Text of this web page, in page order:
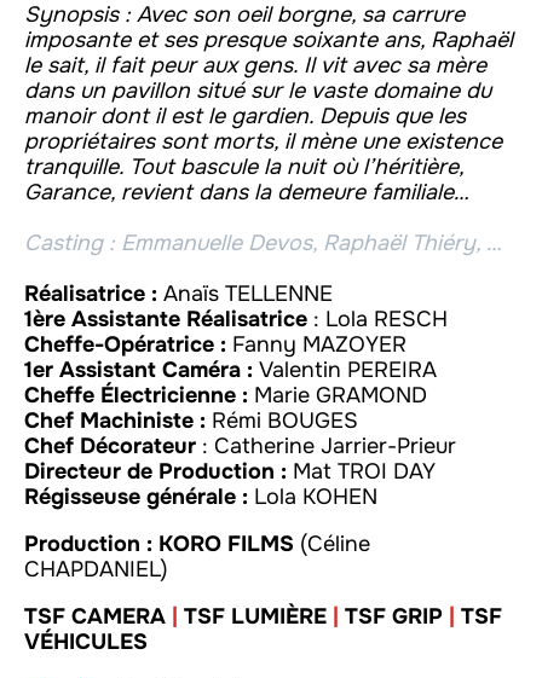
Synopsis : Avec son oeil borgne, sa carrure
imposante et ses presque soixante ans, Raphaël
le sait, il fait peur aux gens. Il vit avec sa mère
dans un pavillon situé sur le vaste domaine du
manoir dont il est le gardien. Depuis que les
propriétaires sont morts, il mène une existence
tranquille. Tout bascule la nuit où l’héritière,
Garance, revient dans la demeure familiale…
Casting : Emmanuelle Devos, Raphaël Thiéry, …
Réalisatrice : Anaïs TELLENNE
1ère Assistante Réalisatrice : Lola RESCH
Cheffe-Opératrice : Fanny MAZOYER
1er Assistant Caméra : Valentin PEREIRA
Cheffe Électricienne : Marie GRAMOND
Chef Machiniste : Rémi BOUGES
Chef Décorateur : Catherine Jarrier-Prieur
Directeur de Production : Mat TROI DAY
Régisseuse générale : Lola KOHEN
Production : KORO FILMS (Céline
CHAPDANIEL)
TSF CAMERA
TSF LUMIÈRE TSF GRIP
TSF
VÉHICULES